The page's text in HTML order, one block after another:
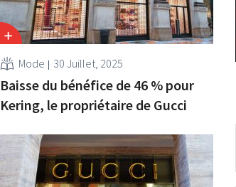
Mode 30 Juillet, 2025
Baisse du bénéfice de 46 % pour
Kering, le propriétaire de Gucci